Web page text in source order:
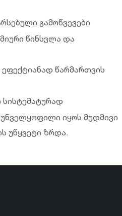
გამოწვევები
წინსვლა და
წარმართვის
სისტემატურად
იყოს მუდმივი
უწყვეტი ზრდა.